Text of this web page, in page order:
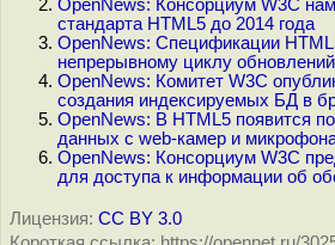
OpenNews: Консорциум W3C
стандарта HTML5 до 2014 года
OpenNews: Спецификации
непрерывному циклу обновлений
OpenNews: Комитет W3C
создания индексируемых БД в
OpenNews: В HTML5 появится
данных с web-камер и
OpenNews: Консорциум W3C
для доступа к информации об
Лицензия: CC BY 3.0